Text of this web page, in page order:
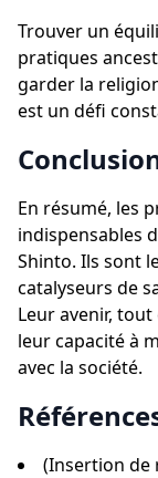
Trouver un
pratiques
garder la
est un défi
En résumé, les
indispensables
Shinto. Ils sont
catalyseurs de
Leur avenir,
leur capacité à
avec la société.
(Insertion de